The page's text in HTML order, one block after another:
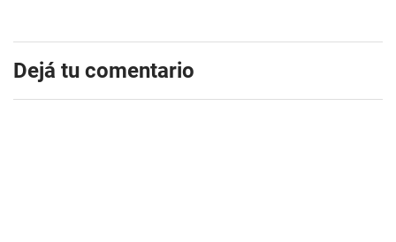
Dejá tu comentario